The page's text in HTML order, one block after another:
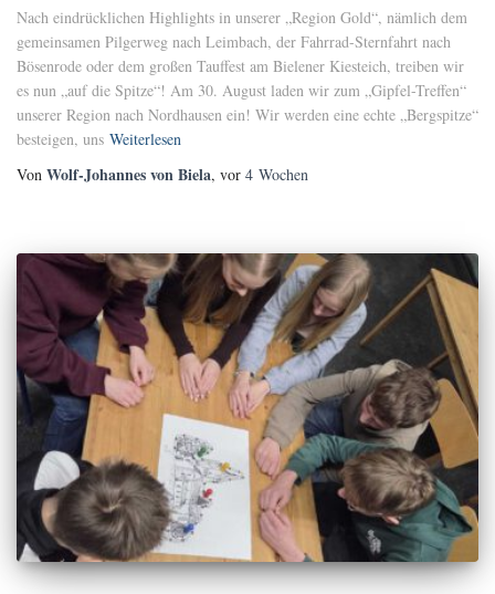
Nach eindrücklichen Highlights in unserer „Region Gold“, nämlich dem
gemeinsamen Pilgerweg nach Leimbach, der Fahrrad-Sternfahrt nach
Bösenrode oder dem großen Tauffest am Bielener Kiesteich, treiben wir
es nun „auf die Spitze“! Am 30. August laden wir zum „Gipfel-Treffen“
unserer Region nach Nordhausen ein! Wir werden eine echte „Bergspitze“
besteigen, uns Weiterlesen
Von Wolf-Johannes von Biela, vor 4 Wochen